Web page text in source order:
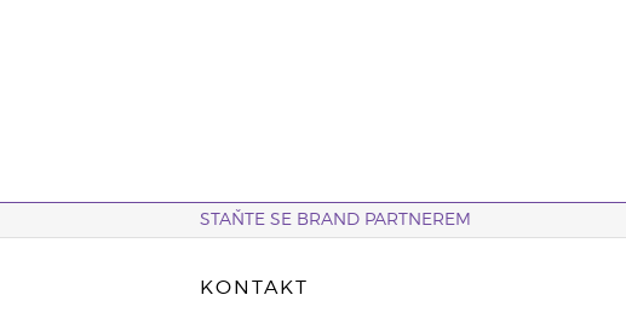
STAŇTE SE BRAND PARTNEREM
KONTAKT